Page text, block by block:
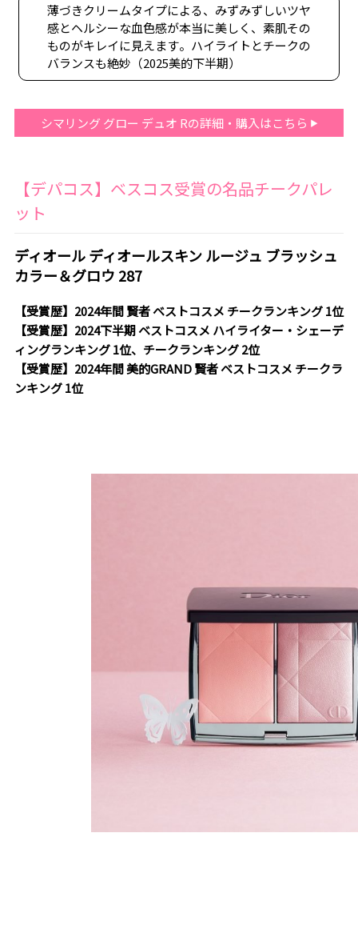
薄づきクリームタイプによる、みずみずしいツヤ
感とヘルシーな血色感が本当に美しく、素肌その
ものがキレイに見えます。ハイライトとチークの
バランスも絶妙（2025美的下半期）
シマリング グロー デュオ Rの詳細・購入はこちら
【デパコス】ベスコス受賞の名品チークパレ
ット
ディオール ディオールスキン ルージュ ブラッシュ
カラー＆グロウ 287
【受賞歴】2024年間 賢者 ベストコスメ チークランキング 1位
【受賞歴】2024下半期 ベストコスメ ハイライター・シェーデ
ィングランキング 1位、チークランキング 2位
【受賞歴】2024年間 美的GRAND 賢者 ベストコスメ チークラ
ンキング 1位